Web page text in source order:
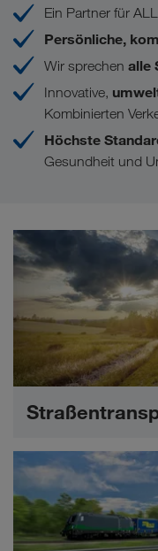
Ein Partner für
Persönliche,
Wir sprechen alle
Innovative,
Kombinierten
Höchste
Gesundheit und